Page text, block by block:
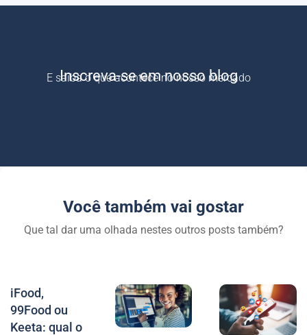
Inscreva-se em nosso blog
E saiba o que acontece no nosso mercado
Você também vai gostar
Que tal dar uma olhada nestes outros posts também?
iFood,
99Food ou
Keeta: qual o